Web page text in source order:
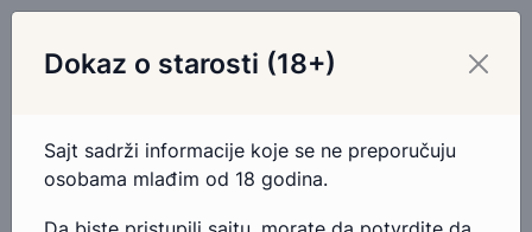
Pošaljite email
Dokaz o starosti (18+)
Sajt sadrži informacije koje se ne preporučuju
osobama mlađim od 18 godina.